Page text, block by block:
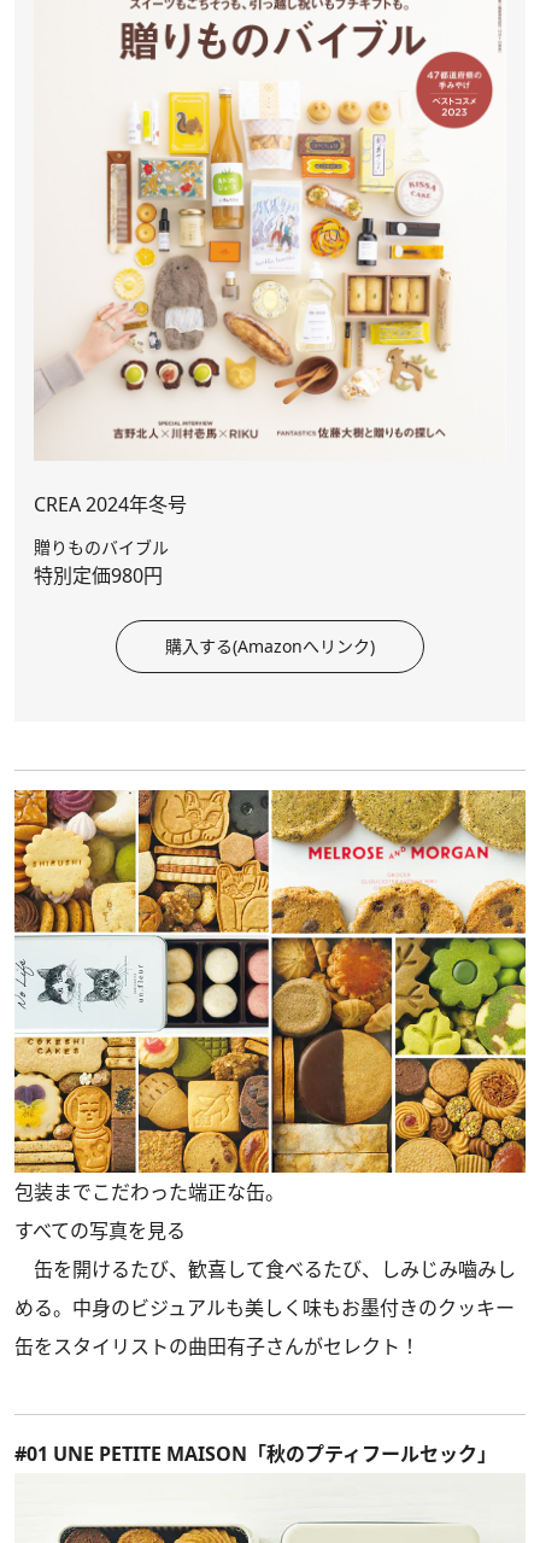
CREA 2024年冬号
贈りものバイブル
特別定価980円
購入する(Amazonへリンク)
包装までこだわった端正な缶。
すべての写真を見る
缶を開けるたび、歓喜して食べるたび、しみじみ嚙みし
める。中身のビジュアルも美しく味もお墨付きのクッキー
缶をスタイリストの曲田有子さんがセレクト！
#01 UNE PETITE MAISON「秋のプティフールセック」